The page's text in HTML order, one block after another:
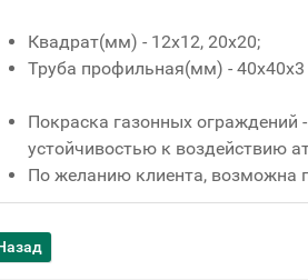
Квадрат(мм) - 12x12, 20x20;
Труба профильная(мм) - 40x40x3
Покраска газонных ограждений
устойчивостью к воздействию
По желанию клиента, возможна